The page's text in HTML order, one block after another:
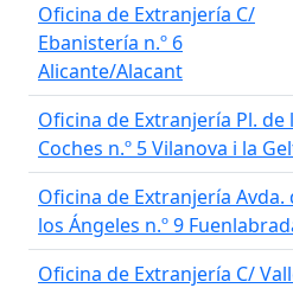
Oficina de Extranjería C/
Ebanistería n.º 6
Alicante/Alacant
Oficina de Extranjería Pl. de
Coches n.º 5 Vilanova i la
Oficina de Extranjería Avda.
los Ángeles n.º 9
Oficina de Extranjería C/